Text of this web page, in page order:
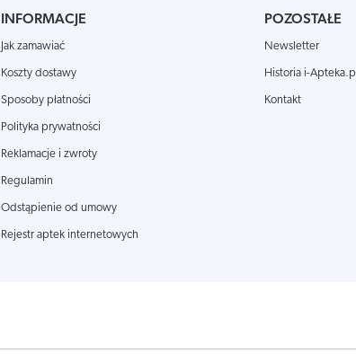
INFORMACJE
Jak zamawiać
Koszty dostawy
Sposoby płatności
Polityka prywatności
Reklamacje i zwroty
Regulamin
Odstąpienie od umowy
Rejestr aptek internetowych
POZOSTAŁE
Newsletter
Historia i-Apteka.pl
Kontakt